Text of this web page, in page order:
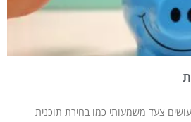
צעד משמעותי כמו בחירת תוכנית